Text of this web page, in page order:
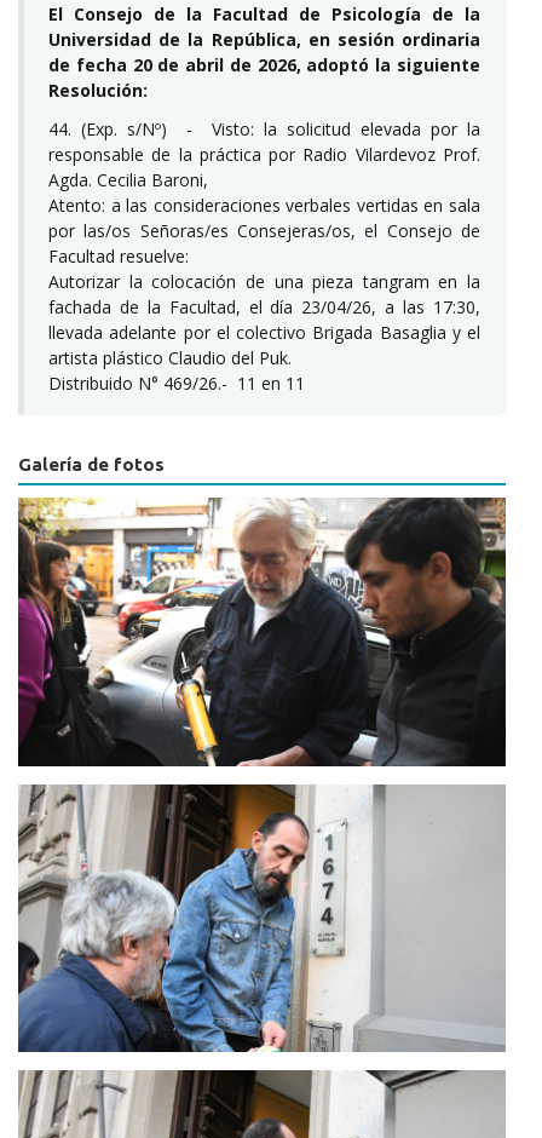
El Consejo de la Facultad de Psicología de la
Universidad de la República, en sesión ordinaria
de fecha 20 de abril de 2026, adoptó la siguiente
Resolución:
44. (Exp. s/Nº) - Visto: la solicitud elevada por la
responsable de la práctica por Radio Vilardevoz Prof.
Agda. Cecilia Baroni,
Atento: a las consideraciones verbales vertidas en sala
por las/os Señoras/es Consejeras/os, el Consejo de
Facultad resuelve:
Autorizar la colocación de una pieza tangram en la
fachada de la Facultad, el día 23/04/26, a las 17:30,
llevada adelante por el colectivo Brigada Basaglia y el
artista plástico Claudio del Puk.
Distribuido N° 469/26.- 11 en 11
Galería de fotos